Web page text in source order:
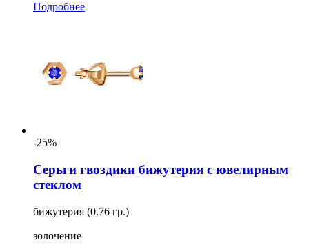
Подробнее
-25%
Серьги гвоздики бижутерия с ювелирным
стеклом
бижутерия (0.76 гр.)
золочение